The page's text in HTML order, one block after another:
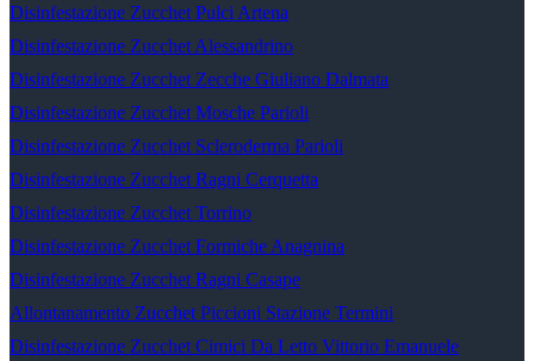
Disinfestazione Zucchet Pulci Artena
Disinfestazione Zucchet Alessandrino
Disinfestazione Zucchet Zecche Giuliano Dalmata
Disinfestazione Zucchet Mosche Parioli
Disinfestazione Zucchet Scleroderma Parioli
Disinfestazione Zucchet Ragni Cerquetta
Disinfestazione Zucchet Torrino
Disinfestazione Zucchet Formiche Anagnina
Disinfestazione Zucchet Ragni Casape
Allontanamento Zucchet Piccioni Stazione Termini
Disinfestazione Zucchet Cimici Da Letto Vittorio Emanuele